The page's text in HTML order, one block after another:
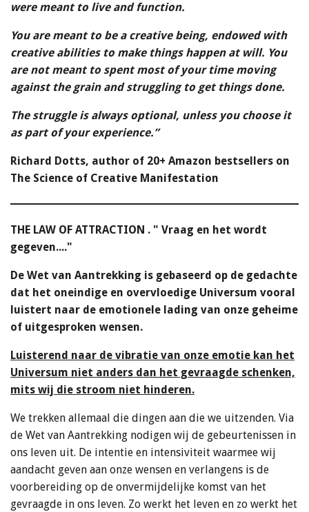
were meant to live and function.
You are meant to be a creative being, endowed with
creative abilities to make things happen at will. You
are not meant to spent most of your time moving
against the grain and struggling to get things done.
The struggle is always optional, unless you choose it
as part of your experience.”
Richard Dotts, author of 20+ Amazon bestsellers on
The Science of Creative Manifestation
THE LAW OF ATTRACTION . " Vraag en het wordt
gegeven...."
De Wet van Aantrekking is gebaseerd op de gedachte
dat het oneindige en overvloedige Universum vooral
luistert naar de emotionele lading van onze geheime
of uitgesproken wensen.
Luisterend naar de vibratie van onze emotie kan het
Universum niet anders dan het gevraagde schenken,
mits wij die stroom niet hinderen.
We trekken allemaal die dingen aan die we uitzenden. Via
de Wet van Aantrekking nodigen wij de gebeurtenissen in
ons leven uit. De intentie en intensiviteit waarmee wij
aandacht geven aan onze wensen en verlangens is de
voorbereiding op de onvermijdelijke komst van het
gevraagde in ons leven. Zo werkt het leven en zo werkt het